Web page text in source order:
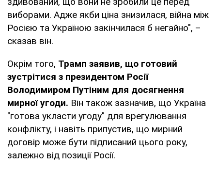
виборами. Адже якби ціна знизилася, війна між
Росією та Україною закінчилася б негайно", –
сказав він.
Окрім того, Трамп заявив, що готовий
зустрітися з президентом Росії
Володимиром Путіним для досягнення
мирної угоди. Він також зазначив, що Україна
"готова укласти угоду" для врегулювання
конфлікту, і навіть припустив, що мирний
договір може бути підписаний цього року,
залежно від позиції Росії.